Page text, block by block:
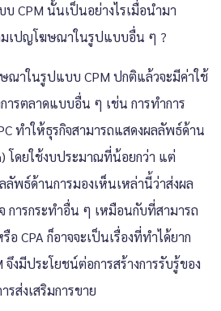
CPM นั้นเป็นอย่างไรเมื่อนำมา
มเปญโฆษณาในรูปแบบอื่น ๆ ?
ณาในรูปแบบ CPM ปกติแล้วจะมีค่าใช้
ารตลาดแบบอื่น ๆ เช่น การทำการ
ทำให้ธุรกิจสามารถแสดงผลลัพธ์ด้าน
โดยใช้งบประมาณที่น้อยกว่า แต่
ลัพธ์ด้านการมองเห็นเหล่านี้ว่าส่งผล
การกระทำอื่น ๆ เหมือนกับที่สามารถ
อ CPA ก็อาจจะเป็นเรื่องที่ทำได้ยาก
งมีประโยชน์ต่อการสร้างการรับรู้ของ
ส่งเสริมการขาย